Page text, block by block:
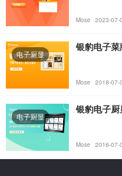
Mose 2023-07-
电子厨显
银豹电子菜
Mose 2018-07-
电子厨显
银豹电子厨
Mose 2016-07-